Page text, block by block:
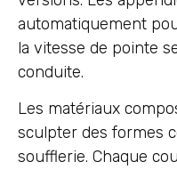
automatiquement
la vitesse de pointe
conduite.
Les matériaux
sculpter des formes
soufflerie. Chaque